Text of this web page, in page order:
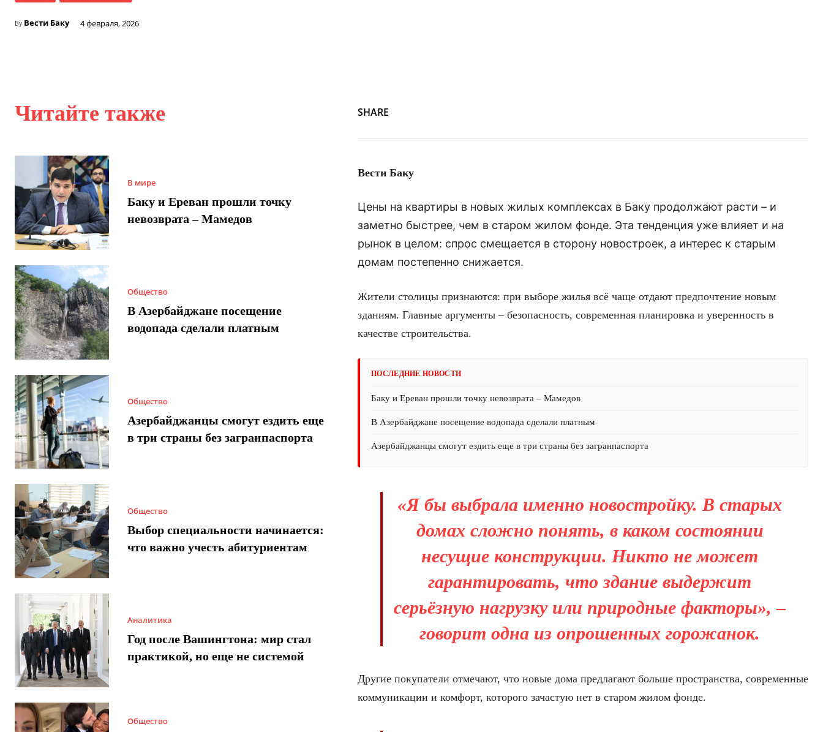
By Вести Баку 4 февраля, 2026
Читайте также
В мире
Баку и Ереван прошли точку
невозврата – Мамедов
Общество
В Азербайджане посещение
водопада сделали платным
Общество
Азербайджанцы смогут ездить еще
в три страны без загранпаспорта
Общество
Выбор специальности начинается:
что важно учесть абитуриентам
Аналитика
Год после Вашингтона: мир стал
практикой, но еще не системой
Общество
SHARE
Вести Баку
Цены на квартиры в новых жилых комплексах в Баку продолжают расти – и
заметно быстрее, чем в старом жилом фонде. Эта тенденция уже влияет и на
рынок в целом: спрос смещается в сторону новостроек, а интерес к старым
домам постепенно снижается.
Жители столицы признаются: при выборе жилья всё чаще отдают предпочтение новым
зданиям. Главные аргументы – безопасность, современная планировка и уверенность в
качестве строительства.
ПОСЛЕДНИЕ НОВОСТИ
Баку и Ереван прошли точку невозврата – Мамедов
В Азербайджане посещение водопада сделали платным
Азербайджанцы смогут ездить еще в три страны без загранпаспорта
«Я бы выбрала именно новостройку. В старых
домах сложно понять, в каком состоянии
несущие конструкции. Никто не может
гарантировать, что здание выдержит
серьёзную нагрузку или природные факторы», –
говорит одна из опрошенных горожанок.
Другие покупатели отмечают, что новые дома предлагают больше пространства, современные
коммуникации и комфорт, которого зачастую нет в старом жилом фонде.